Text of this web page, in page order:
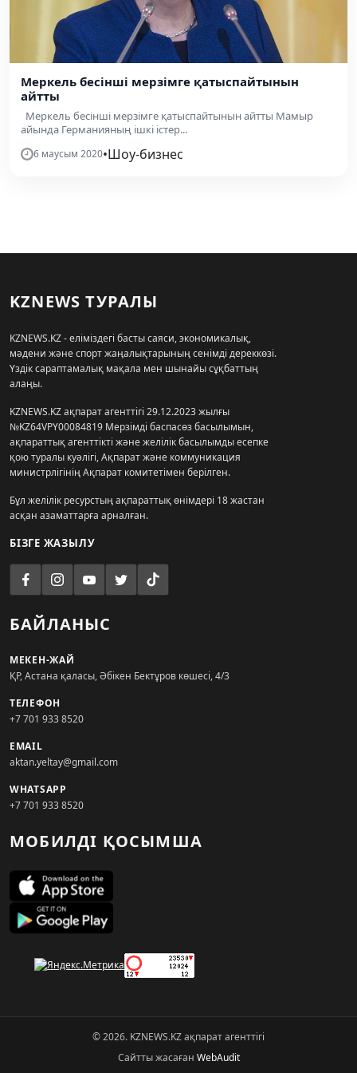
Меркель бесінші мерзімге қатыспайтынын
айтты
Меркель бесінші мерзімге қатыспайтынын айтты Мамыр
айында Германияның ішкі істер...
6 маусым 2020•Шоу-бизнес
KZNEWS ТУРАЛЫ
KZNEWS.KZ - еліміздегі басты саяси, экономикалық,
мәдени және спорт жаңалықтарының сенімді дереккөзі.
Үздік сараптамалық мақала мен шынайы сұқбаттың
алаңы.
KZNEWS.KZ ақпарат агенттігі 29.12.2023 жылғы
№KZ64VPY00084819 Мерзімді баспасөз басылымын,
ақпараттық агенттікті және желілік басылымды есепке
қою туралы куәлігі, Ақпарат және коммуникация
министрлігінің Ақпарат комитетімен берілген.
Бұл желілік ресурстың ақпараттық өнімдері 18 жастан
асқан азаматтарға арналған.
БІЗГЕ ЖАЗЫЛУ
БАЙЛАНЫС
МЕКЕН-ЖАЙ
ҚР, Астана қаласы, Әбікен Бектұров көшесі, 4/3
ТЕЛЕФОН
+7 701 933 8520
EMAIL
aktan.yeltay@gmail.com
WHATSAPP
+7 701 933 8520
МОБИЛДІ ҚОСЫМША
© 2026. KZNEWS.KZ ақпарат агенттігі
Сайтты жасаған WebAudit